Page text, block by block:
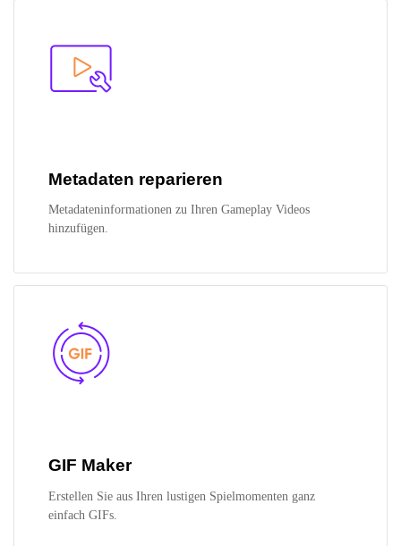
Metadaten reparieren
Metadateninformationen zu Ihren Gameplay Videos
hinzufügen.
GIF Maker
Erstellen Sie aus Ihren lustigen Spielmomenten ganz
einfach GIFs.